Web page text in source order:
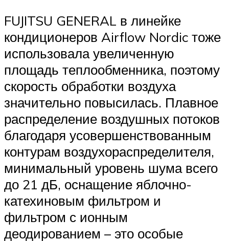
FUJITSU GENERAL в линейке
кондиционеров Airflow Nordic тоже
использовала увеличенную
площадь теплообменника, поэтому
скорость обработки воздуха
значительно повысилась. Плавное
распределение воздушных потоков
благодаря усовершенствованным
контурам воздухораспределителя,
минимальный уровень шума всего
до 21 дБ, оснащение яблочно-
катехиновым фильтром и
фильтром с ионным
деодированием – это особые